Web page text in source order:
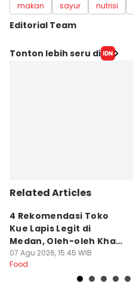
makan sayur nutrisi
Editorial Team
Editor
Tonton lebih seru di
Related Articles
4 Rekomendasi Toko
Kue Lapis Legit di
Medan, Oleh-oleh Khas
Sumut
07 Agu 2026, 15:45 WIB
Food